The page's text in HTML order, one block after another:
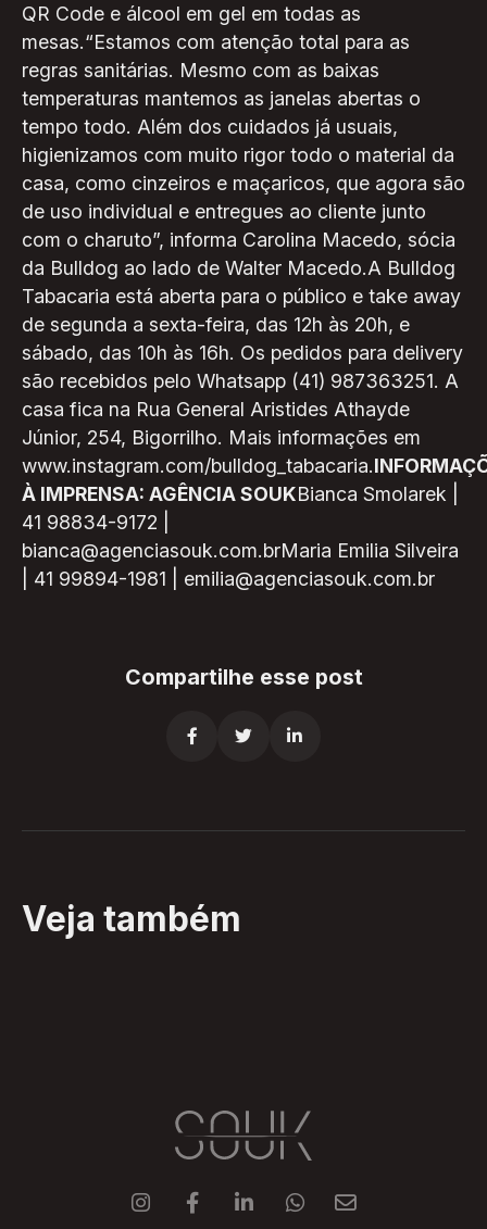
QR Code e álcool em gel em todas as
mesas.“Estamos com atenção total para as
regras sanitárias. Mesmo com as baixas
temperaturas mantemos as janelas abertas o
tempo todo. Além dos cuidados já usuais,
higienizamos com muito rigor todo o material da
casa, como cinzeiros e maçaricos, que agora são
de uso individual e entregues ao cliente junto
com o charuto”, informa Carolina Macedo, sócia
da Bulldog ao lado de Walter Macedo.A Bulldog
Tabacaria está aberta para o público e take away
de segunda a sexta-feira, das 12h às 20h, e
sábado, das 10h às 16h. Os pedidos para delivery
são recebidos pelo Whatsapp (41) 987363251. A
casa fica na Rua General Aristides Athayde
Júnior, 254, Bigorrilho. Mais informações em
www.instagram.com/bulldog_tabacaria.
À IMPRENSA: AGÊNCIA SOUKBianca Smolarek |
41 98834-9172 |
bianca@agenciasouk.com.brMaria Emilia Silveira
| 41 99894-1981 | emilia@agenciasouk.com.br
Compartilhe esse post
  
Veja também
    